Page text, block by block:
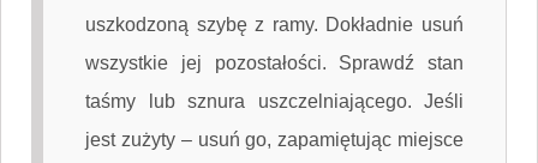
uszkodzoną szybę z ramy. Dokładnie usuń
wszystkie jej pozostałości. Sprawdź stan
taśmy lub sznura uszczelniającego. Jeśli
jest zużyty – usuń go, zapamiętując miejsce